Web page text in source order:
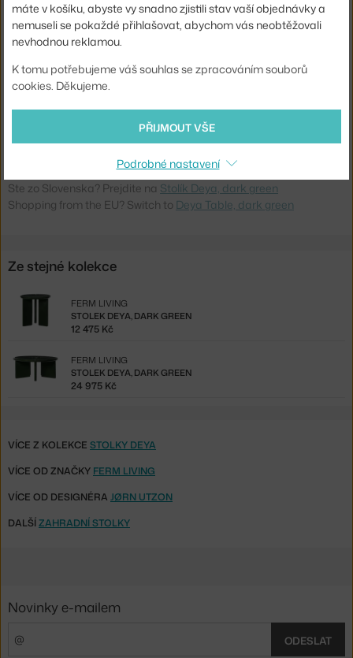
Materiál:
vláknobeton
Podnož:
beton
Tvar stolu:
kruh
FER-1104270815
Ste zo Slovenska? Prejdite na Stolík Deya, dark green
Shopping from the EU? Switch to Deya Table, dark green
Ze stejné kolekce
STOLEK DEYA, DARK GREEN
FERM LIVING
12 475 Kč
STOLEK DEYA, DARK GREEN
FERM LIVING
24 975 Kč
VÍCE Z KOLEKCE STOLKY DEYA
VÍCE OD ZNAČKY FERM LIVING
VÍCE OD DESIGNÉRA JØRN UTZON
DALŠÍZAHRADNÍ STOLKY
máte v košíku, abyste vy snadno zjistili stav vaší objednávky a
nemuseli se pokaždé přihlašovat, abychom vás neobtěžovali
nevhodnou reklamou.
K tomu potřebujeme váš souhlas se zpracováním souborů
cookies. Děkujeme.
PŘIJMOUT VŠE
Podrobné nastavení
Novinky e-mailem
ODESLAT